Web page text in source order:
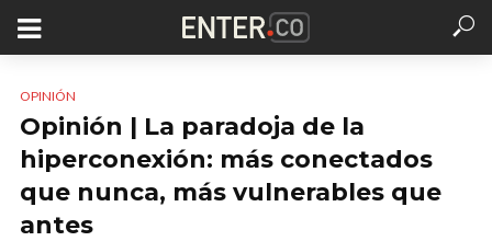
OPINIÓN
Opinión | La paradoja de la
hiperconexión: más conectados
que nunca, más vulnerables que
antes